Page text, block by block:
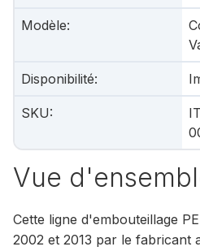
Modèle:
Disponibilité:
SKU:
Vue
Cette ligne d'embouteillage
2002 et 2013 par le fabricant